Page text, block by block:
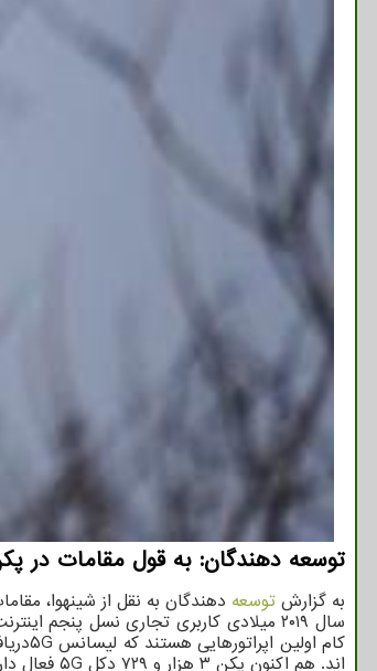
توسعه دهندگان: به قول مقامات در پكن بیشتر از ۲۱ هزار دكل نسل پنجم اینترنت همراه ساخته شده كه از این تعداد
به گزارشتوسعه
کام اولین اپراتورهایی هستند که لیسانس ۵Gدریافت کرده و نسل پنجم اینترنت همراه را در بیشتر از هزار پروژه تولید صنعتی، حمل و نقل و لجستیکی، تجاری و بازرگانی،
اند. هم اکنون پکن ۳ هزار و ۷۲۹ دکل ۵G فعال دارد.